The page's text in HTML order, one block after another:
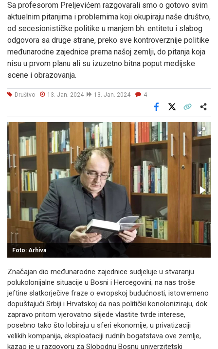
Sa profesorom Preljevićem razgovarali smo o gotovo svim
aktuelnim pitanjima i problemima koji okupiraju naše društvo,
od secesionističke politike u manjem bh. entitetu i slabog
odgovora sa druge strane, preko sve kontroverznije politike
međunarodne zajednice prema našoj zemlji, do pitanja koja
nisu u prvom planu ali su izuzetno bitna poput medijske
scene i obrazovanja.
Društvo 13. Jan. 2024 13. Jan. 2024 4
Facebook
Foto: Arhiva
Značajan dio međunarodne zajednice sudjeluje u stvaranju
polukolonijalne situacije u Bosni i Hercegovini; na nas troše
jeftine slatkorječive fraze o evropskoj budućnosti, istovremeno
dopuštajući Srbiji i Hrvatskoj da nas politički konoloniziraju, dok
zapravo pritom vjerovatno slijede vlastite tvrde interese,
posebno tako što lobiraju u sferi ekonomije, u privatizaciji
velikih kompanija, eksploataciji rudnih bogatstava ove zemlje,
kazao je u razgovoru za Slobodnu Bosnu univerzitetski